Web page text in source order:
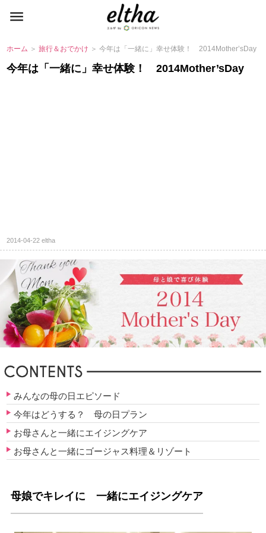
ホーム ＞旅行＆おでかけ ＞ 今年は「一緒に」幸せ体験！ 2014Mother’sDay
今年は「一緒に」幸せ体験！ 2014Mother’sDay
2014-04-22eltha
みんなの母の日エピソード
今年はどうする？ 母の日プラン
お母さんと一緒にエイジングケア
お母さんと一緒にゴージャス料理＆リゾート
母娘でキレイに 一緒にエイジングケア